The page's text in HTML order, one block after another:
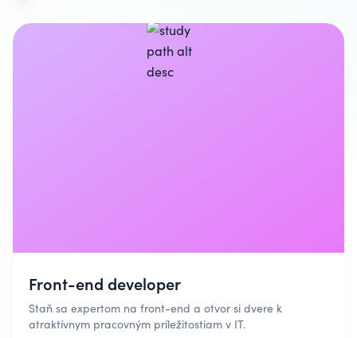
Front-end developer
Staň sa expertom na front-end a otvor si dvere k
atraktívnym pracovným príležitostiam v IT.